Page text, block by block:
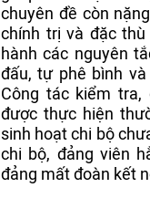
chuyên đề còn
chính trị và đặc
hành các nguyên
đấu, tự phê bình
Công tác kiểm
được thực hiện
sinh hoạt chi bộ
chi bộ, đảng viên
đảng mất đoàn kết